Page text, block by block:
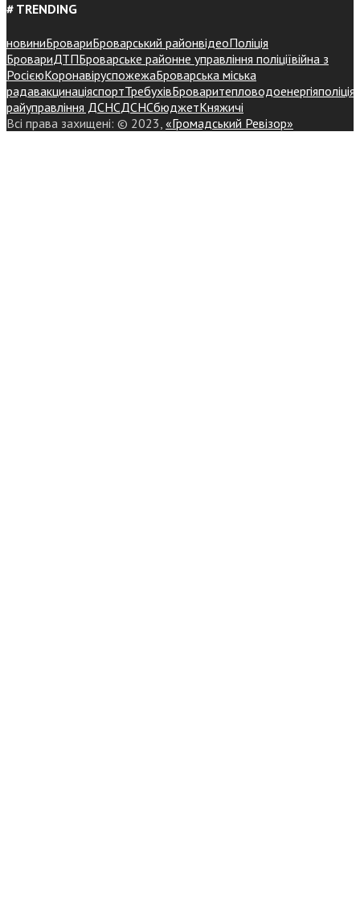
# TRENDING
новиниБровариБроварський районвідеоПоліція
БровариДТПБроварське районне управління поліціївійна з
РосієюКоронавіруспожежаБроварська міська
радавакцинаціяспортТребухівБроваритепловодоенергіяполіція
райуправління ДСНСДСНСбюджетКняжичі
Всі права захищені: © 2023, «Громадський Ревізор»